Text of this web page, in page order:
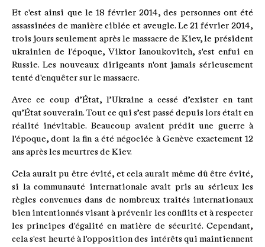
Et c'est ainsi que le 18 février 2014, des personnes ont été
assassinées de manière ciblée et aveugle. Le 21 février 2014,
trois jours seulement après le massacre de Kiev, le président
ukrainien de l'époque, Viktor Ianoukovitch, s'est enfui en
Russie. Les nouveaux dirigeants n'ont jamais sérieusement
tenté d'enquêter sur le massacre.
Avec ce coup d’État, l’Ukraine a cessé d’exister en tant
qu’État souverain. Tout ce qui s’est passé depuis lors était en
réalité inévitable. Beaucoup avaient prédit une guerre à
l'époque, dont la fin a été négociée à Genève exactement 12
ans après les meurtres de Kiev.
Cela aurait pu être évité, et cela aurait même dû être évité,
si la communauté internationale avait pris au sérieux les
règles convenues dans de nombreux traités internationaux
bien intentionnés visant à prévenir les conflits et à respecter
les principes d'égalité en matière de sécurité. Cependant,
cela s'est heurté à l'opposition des intérêts qui maintiennent